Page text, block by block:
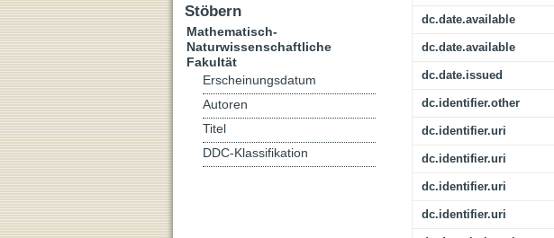
dc.date.available
dc.date.available
dc.date.issued
dc.identifier.other
dc.identifier.uri
dc.identifier.uri
dc.identifier.uri
dc.identifier.uri
Stöbern
Mathematisch-
Naturwissenschaftliche
Fakultät
Erscheinungsdatum
Autoren
Titel
DDC-Klassifikation